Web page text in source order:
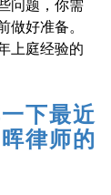
问题，你需
好准备。
上庭经验的
下最近
律师的